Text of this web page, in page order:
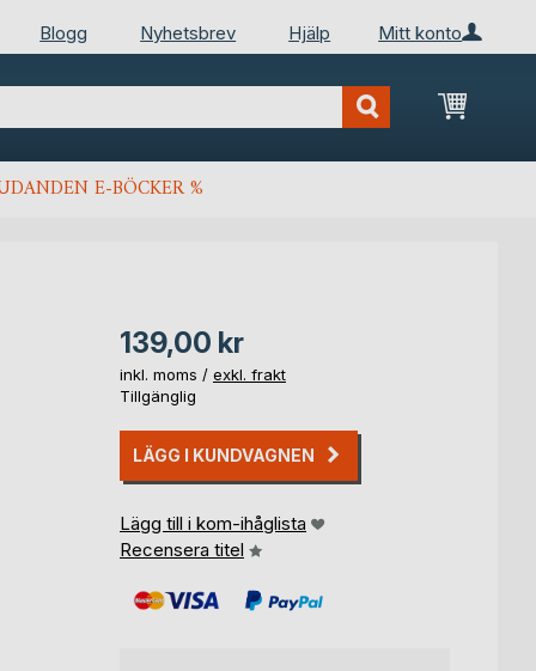
Mitt konto
Blogg Nyhetsbrev Hjälp
Min
E-BÖCKER %
139,00 kr
inkl. moms / exkl. frakt
Tillgänglig
LÄGG I KUNDVAGNEN
Lägg till i kom-ihåglista
Recensera titel